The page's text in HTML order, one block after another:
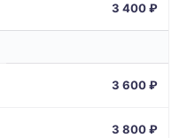
3 400 ₽
3 600 ₽
3 800 ₽